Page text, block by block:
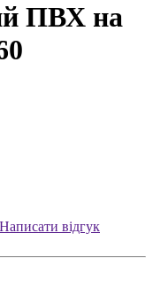
ПВХ на
Написати відгук